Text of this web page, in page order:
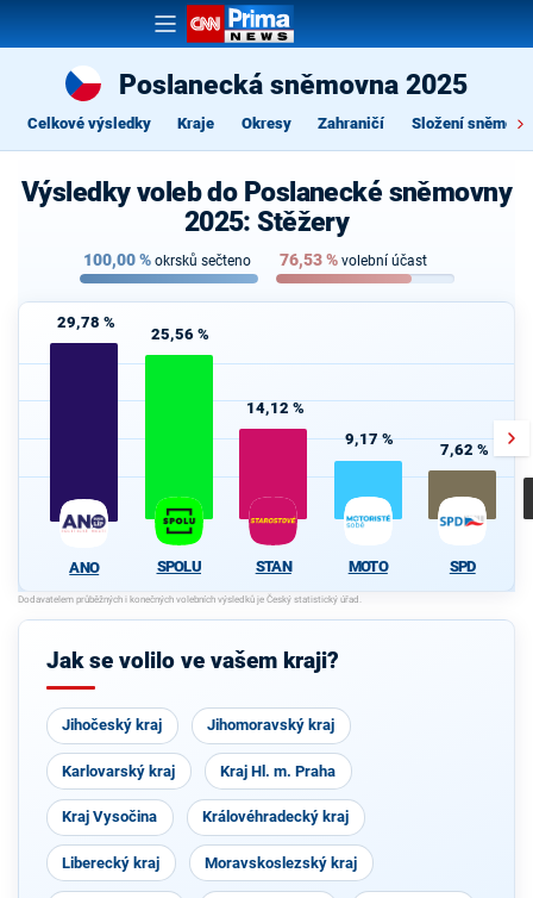
Poslanecká sněmovna 2025
Celkové výsledky Kraje Okresy Zahraničí Složení
Výsledky voleb do Poslanecké sněmovny
2025: Stěžery
100,00% okrsků sečteno 76,53% volební účast
29,78 %
ANO
25,56 %
SPOLU
14,12 %
STAN
9,17 %
MOTO
7,62 %
SPD
Jak se volilo ve vašem kraji?
Jihočeský kraj Jihomoravský kraj
Karlovarský kraj Kraj Hl. m. Praha
Kraj Vysočina Královéhradecký kraj
Liberecký kraj Moravskoslezský kraj